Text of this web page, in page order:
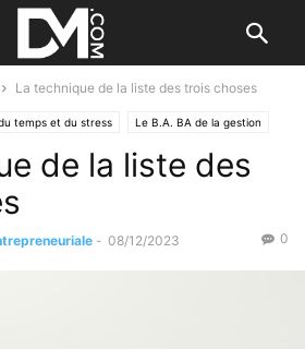
La technique de la liste des trois choses
temps et du stress Le B.A. BA de la gestion
de la liste des
- 08/12/2023 0